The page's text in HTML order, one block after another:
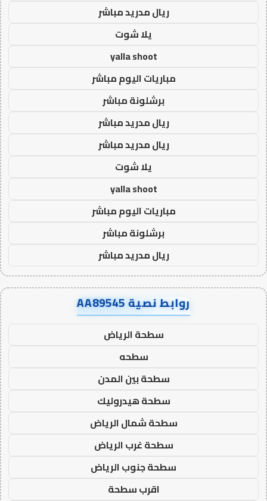
ريال مدريد مباشر
يلا شوت
yalla shoot
مباريات اليوم مباشر
برشلونة مباشر
ريال مدريد مباشر
ريال مدريد مباشر
يلا شوت
yalla shoot
مباريات اليوم مباشر
برشلونة مباشر
ريال مدريد مباشر
روابط نصية AA89545
سطحة الرياض
سطحه
سطحة بين المدن
سطحة هيدروليك
سطحة شمال الرياض
سطحة غرب الرياض
سطحة جنوب الرياض
اقرب سطحة